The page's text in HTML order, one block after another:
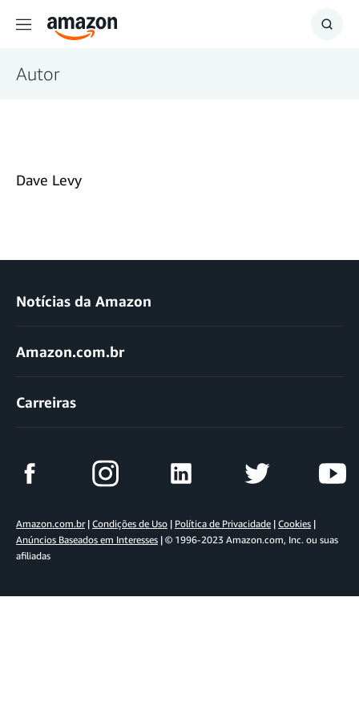
Menu
Autor
Dave Levy
Notícias da Amazon
Amazon.com.br
Carreiras
Amazon.com.br| Condições de Uso | Política de Privacidade | Cookies |
Anúncios Baseados em Interesses | © 1996-2023 Amazon.com, Inc. ou suas
afiliadas